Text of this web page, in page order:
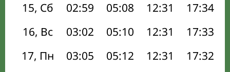
15, Сб
02:59 05:08 12:31 17:34
16, Вс
03:02 05:10 12:31 17:33
17, Пн
03:05 05:12 12:31 17:32